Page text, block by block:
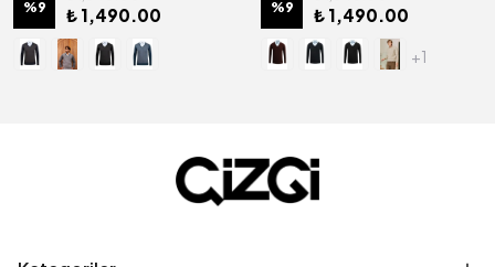
%9 ₺ 1,490.00 %9 ₺ 1,490.00
+1